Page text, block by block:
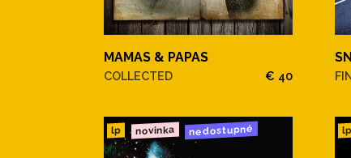
MAMAS & PAPAS
COLLECTED € 40
lp novinka nedostupné lp